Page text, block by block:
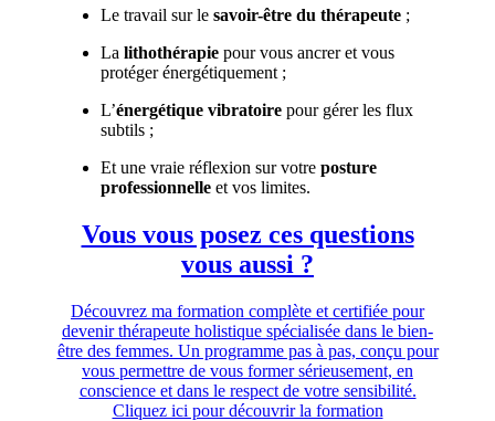
Le travail sur lesavoir-être du thérapeute ;
Lalithothérapie pour vous ancrer et vous
protéger énergétiquement ;
L’énergétique vibratoire pour gérer les flux
subtils ;
Et une vraie réflexion sur votreposture
professionnelle et vos limites.
Vous vous posez ces questions
vous aussi ?
Découvrez ma formation complète et certifiée pour
devenir thérapeute holistique spécialisée dans le bien-
être des femmes. Un programme pas à pas, conçu pour
vous permettre de vous former sérieusement, en
conscience et dans le respect de votre sensibilité.
Cliquez ici pour découvrir la formation